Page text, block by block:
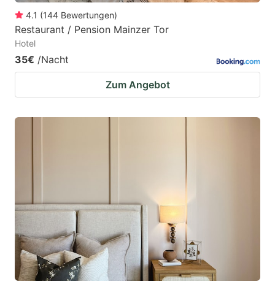
4.1 (144 Bewertungen)
Restaurant / Pension Mainzer Tor
Hotel
35€ /Nacht
Zum Angebot